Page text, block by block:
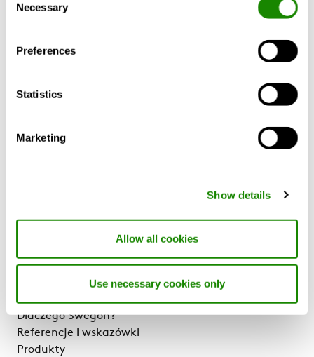
Selection
Necessary
Preferences
Statistics
Marketing
Show details
Allow all cookies
Use necessary cookies only
Tłumik akustyczny przeznaczony do
montażu w kanałach prostokątnych. Tłumik
można montować również bezpośrednio do
wlotu lub wylotu centrali wentylacyjnej.
Dlaczego Swegon?
Referencje i wskazówki
Produkty